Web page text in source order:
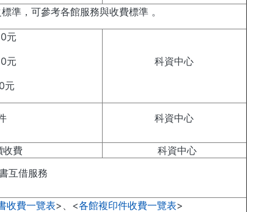
準，可參考各館服務與收費標準 。
元
元
元
科資中心
科資中心
收費
科資中心
互借服務
收費一覽表>、<各館複印件收費一覽表>